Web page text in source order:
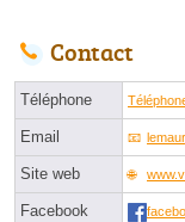
Contact
Téléphone
Email
Site web
Facebook